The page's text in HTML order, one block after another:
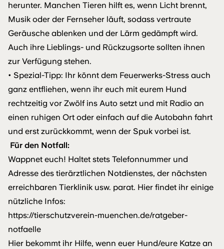
herunter. Manchen Tieren hilft es, wenn Licht brennt,
Musik oder der Fernseher läuft, sodass vertraute
Geräusche ablenken und der Lärm gedämpft wird.
Auch ihre Lieblings- und Rückzugsorte sollten ihnen
zur Verfügung stehen.
• Spezial-Tipp: Ihr könnt dem Feuerwerks-Stress auch
ganz entfliehen, wenn ihr euch mit eurem Hund
rechtzeitig vor Zwölf ins Auto setzt und mit Radio an
einen ruhigen Ort oder einfach auf die Autobahn fahrt
und erst zurückkommt, wenn der Spuk vorbei ist.
Für den Notfall:
Wappnet euch! Haltet stets Telefonnummer und
Adresse des tierärztlichen Notdienstes, der nächsten
erreichbaren Tierklinik usw. parat. Hier findet ihr einige
nützliche Infos:
https://tierschutzverein-muenchen.de/ratgeber-
notfaelle
Hier bekommt ihr Hilfe, wenn euer Hund/eure Katze an